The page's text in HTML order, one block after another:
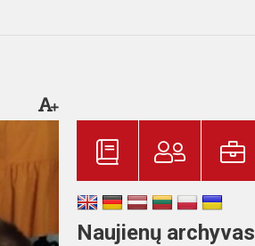
Naujienų archyvas